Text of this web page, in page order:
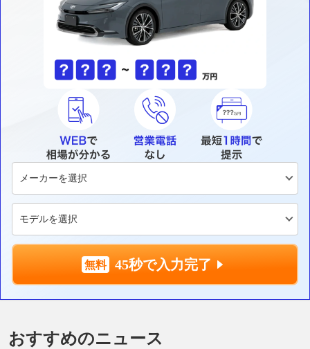
45秒で入力完了
おすすめのニュース